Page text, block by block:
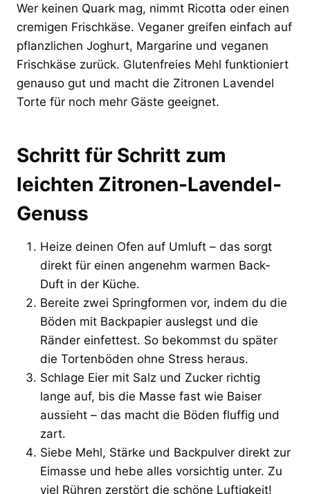
Wer keinen Quark mag, nimmt Ricotta oder einen
cremigen Frischkäse. Veganer greifen einfach auf
pflanzlichen Joghurt, Margarine und veganen
Frischkäse zurück. Glutenfreies Mehl funktioniert
genauso gut und macht die Zitronen Lavendel
Torte für noch mehr Gäste geeignet.
Schritt für Schritt zum
leichten Zitronen-Lavendel-
Genuss
Heize deinen Ofen auf Umluft – das sorgt
direkt für einen angenehm warmen Back-
Duft in der Küche.
Bereite zwei Springformen vor, indem du die
Böden mit Backpapier auslegst und die
Ränder einfettest. So bekommst du später
die Tortenböden ohne Stress heraus.
Schlage Eier mit Salz und Zucker richtig
lange auf, bis die Masse fast wie Baiser
aussieht – das macht die Böden fluffig und
zart.
Siebe Mehl, Stärke und Backpulver direkt zur
Eimasse und hebe alles vorsichtig unter. Zu
viel Rühren zerstört die schöne Luftigkeit!